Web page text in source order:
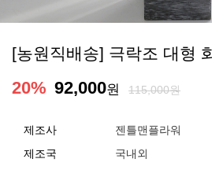
[농원직배송] 극락조 대형
20% 92,000원 115,000원
제조사
젠틀맨플라워
제조국
국내외